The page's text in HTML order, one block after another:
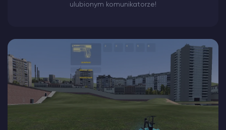
ulubionym komunikatorze!